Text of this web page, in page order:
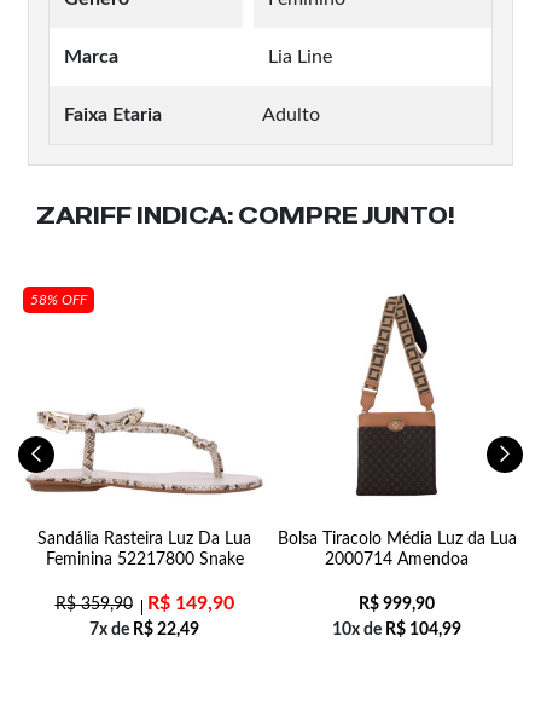
Marca Lia Line
Faixa Etaria Adulto
ZARIFF INDICA: COMPRE JUNTO!
58% OFF
Sandália Rasteira Luz Da Lua
Feminina 52217800 Snake
R$359,90 R$149,90
7x de R$ 22,49
Bolsa Tiracolo Média Luz da Lua
2000714 Amendoa
R$ 999,90
10x de R$ 104,99